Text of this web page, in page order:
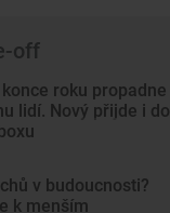
off
roku propadne
lidí. Nový přijde i do
v budoucnosti?
k menším